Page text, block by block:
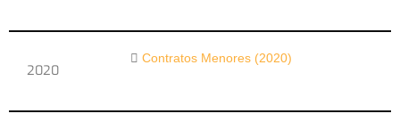
2020
Contratos Menores (2020)